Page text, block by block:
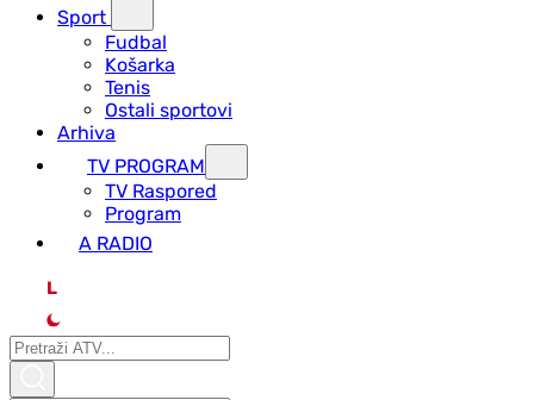
Sport
Fudbal
Košarka
Tenis
Ostali sportovi
Arhiva
TV PROGRAM
ТV Raspored
Program
A RADIO
L